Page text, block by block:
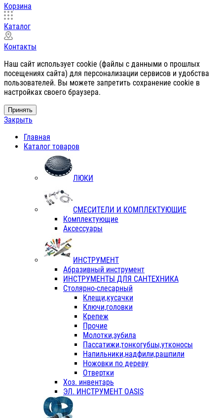
Корзина
Каталог
Контакты
Наш сайт использует cookie (файлы с данными о прошлых
посещениях сайта) для персонализации сервисов и удобства
пользователей. Вы можете запретить сохранение cookie в
настройках своего браузера.
Принять
Закрыть
Главная
Каталог товаров
ЛЮКИ
СМЕСИТЕЛИ И КОМПЛЕКТУЮЩИЕ
Комплектующие
Аксессуары
ИНСТРУМЕНТ
Абразивный инструмент
ИНСТРУМЕНТЫ ДЛЯ САНТЕХНИКА
Столярно-слесарный
Клещи,кусачки
Ключи,головки
Крепеж
Прочие
Молотки,зубила
Пассатижи,тонкогубцы,утконосы
Напильники,надфили,рашпили
Ножовки по дереву
Отвертки
Хоз. инвентарь
ЭЛ. ИНСТРУМЕНТ OASIS